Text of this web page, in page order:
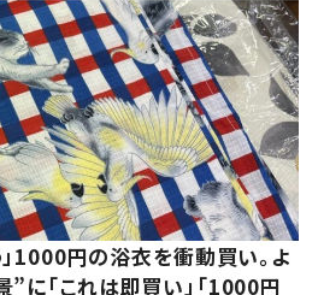
」1000円の浴衣を衝動買い。よ
に「これは即買い」「1000円